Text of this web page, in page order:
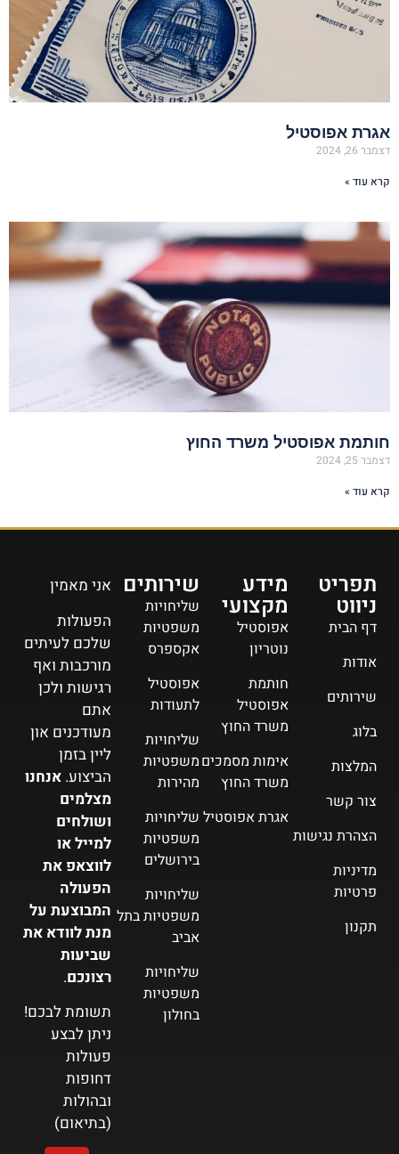
אגרת אפוסטיל
דצמבר 26, 2024
קרא עוד »
חותמת אפוסטיל משרד החוץ
דצמבר 25, 2024
קרא עוד »
תפריט
ניווט
דף הבית
אודות
שירותים
בלוג
המלצות
צור קשר
הצהרת נגישות
מדיניות
פרטיות
תקנון
מידע
מקצועי
אפוסטיל
נוטריון
חותמת
אפוסטיל
משרד החוץ
אימות מסמכים
משרד החוץ
אגרת אפוסטיל
שירותים
שליחויות
משפטיות
אקספרס
אפוסטיל
לתעודות
שליחויות
משפטיות
מהירות
שליחויות
משפטיות
בירושלים
שליחויות
משפטיות בתל
אביב
שליחויות
משפטיות
בחולון
אני מאמין
הפעולות
שלכם לעיתים
מורכבות ואף
רגישות ולכן
אתם
מעודכנים און
ליין בזמן
הביצוע.אנחנו
מצלמים
ושולחים
למייל או
לווצאפ את
הפעולה
המבוצעת על
מנת לוודא את
שביעות
רצונכם.
תשומת לבכם!
ניתן לבצע
פעולות
דחופות
ובהולות
(בתיאום)